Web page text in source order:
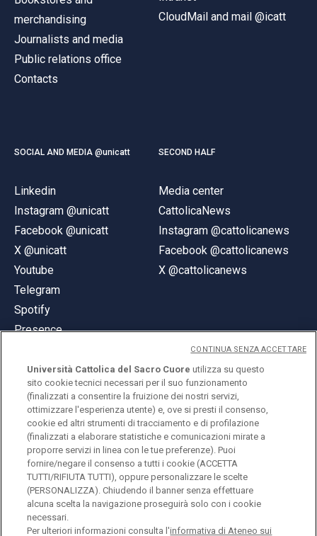
merchandising
Journalists and media
Public relations office
Contacts
CloudMail and mail @icatt
SOCIAL AND MEDIA @unicatt
Linkedin
Instagram @unicatt
Facebook @unicatt
X @unicatt
Youtube
Telegram
Spotify
Presence
SECOND HALF
Media center
CattolicaNews
Instagram @cattolicanews
Facebook @cattolicanews
X @cattolicanews
© Università Cattolica del Sacro Cuore
Largo A. Gemelli 1, 20123 Milan
PI 02133120150
ENGLISH
Università Cattolica del Sacro Cuore utilizza su questo
sito cookie tecnici necessari per il suo funzionamento
(finalizzati a consentire la fruizione dei nostri servizi,
ottimizzare l'esperienza utente) e, ove si presti il consenso,
cookie ed altri strumenti di tracciamento e di profilazione
(finalizzati a elaborare statistiche e comunicazioni mirate a
proporre servizi in linea con le tue preferenze). Puoi
fornire/negare il consenso a tutti i cookie (ACCETTA
TUTTI/RIFIUTA TUTTI), oppure personalizzare le scelte
(PERSONALIZZA). Chiudendo il banner senza effettuare
alcuna scelta la navigazione proseguirà solo con i cookie
necessari.
Per ulteriori informazioni consulta l'informativa di Ateneo sui
CONTINUA SENZA ACCETTARE